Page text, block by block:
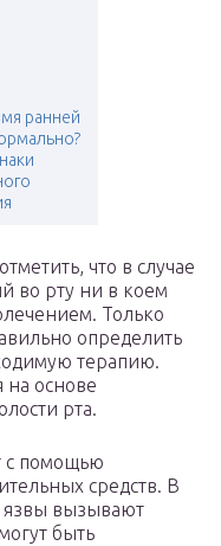
ранней
что в случае
во рту ни в коем
Только
определить
терапию.
на основе
рта.
с помощью
средств. В
язвы вызывают
быть